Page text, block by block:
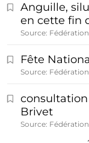
Anguille,
en cette fin
Source:
Fête
Source:
consultation
Brivet
Source: